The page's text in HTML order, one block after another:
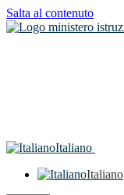
Salta al contenuto
Italiano
Italiano